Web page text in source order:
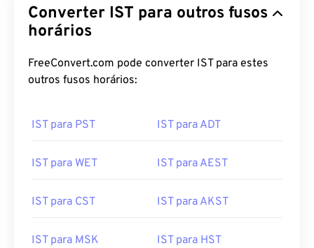
Converter IST para outros fusos
horários
FreeConvert.com pode converter IST para estes
outros fusos horários:
IST para PST IST para ADT
IST para WET IST para AEST
IST para CST IST para AKST
IST para MSK IST para HST